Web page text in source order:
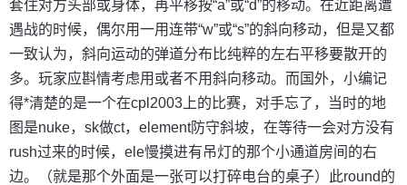
套住对方头部或身体，再平移按“a”或“d”的移动。在近距离遭
遇战的时候，偶尔用一用连带“w”或“s”的斜向移动，但是又都
一致认为，斜向运动的弹道分布比纯粹的左右平移要散开的
多。玩家应斟情考虑用或者不用斜向移动。而国外，小编记
得*清楚的是一个在cpl2003上的比赛，对手忘了，当时的地
图是nuke，sk做ct，element防守斜坡，在等待一会对方没有
rush过来的时候，ele慢摸进有吊灯的那个小通道房间的右
边。（就是那个外面是一张可以打碎电台的桌子）此round的